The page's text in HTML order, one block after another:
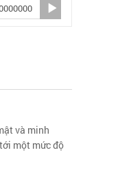
và minh
một mức độ